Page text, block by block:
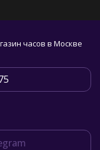
часов в Москве